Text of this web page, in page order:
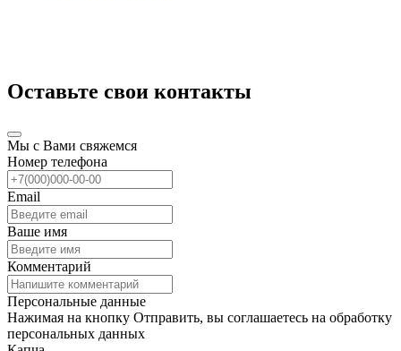
Оставьте свои контакты
Мы с Вами свяжемся
Номер телефона
Email
Ваше имя
Комментарий
Персональные данные
Нажимая на кнопку Отправить, вы соглашаетесь на обработку
персональных данных